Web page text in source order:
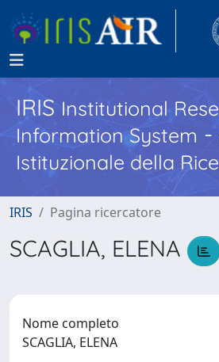
IRISInstitutional
Information System -
Istituzionale della
IRIS Pagina ricercatore
SCAGLIA, ELENA
Nome completo
SCAGLIA, ELENA